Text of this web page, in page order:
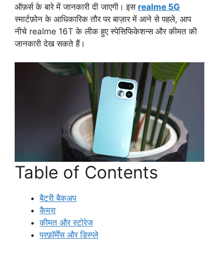
ऑफ़र्स के बारे में जानकारी दी जाएगी। इस realme 5G
स्मार्टफ़ोन के आधिकारिक तौर पर बाज़ार में आने से पहले, आप
नीचे realme 16T के लीक हुए स्पेसिफिकेशन्स और कीमत की
जानकारी देख सकते हैं।
Table of Contents
बैटरी बैकअप
कैमरा
कीमत और स्टोरेज
परफ़ॉर्मेंस और डिस्प्ले